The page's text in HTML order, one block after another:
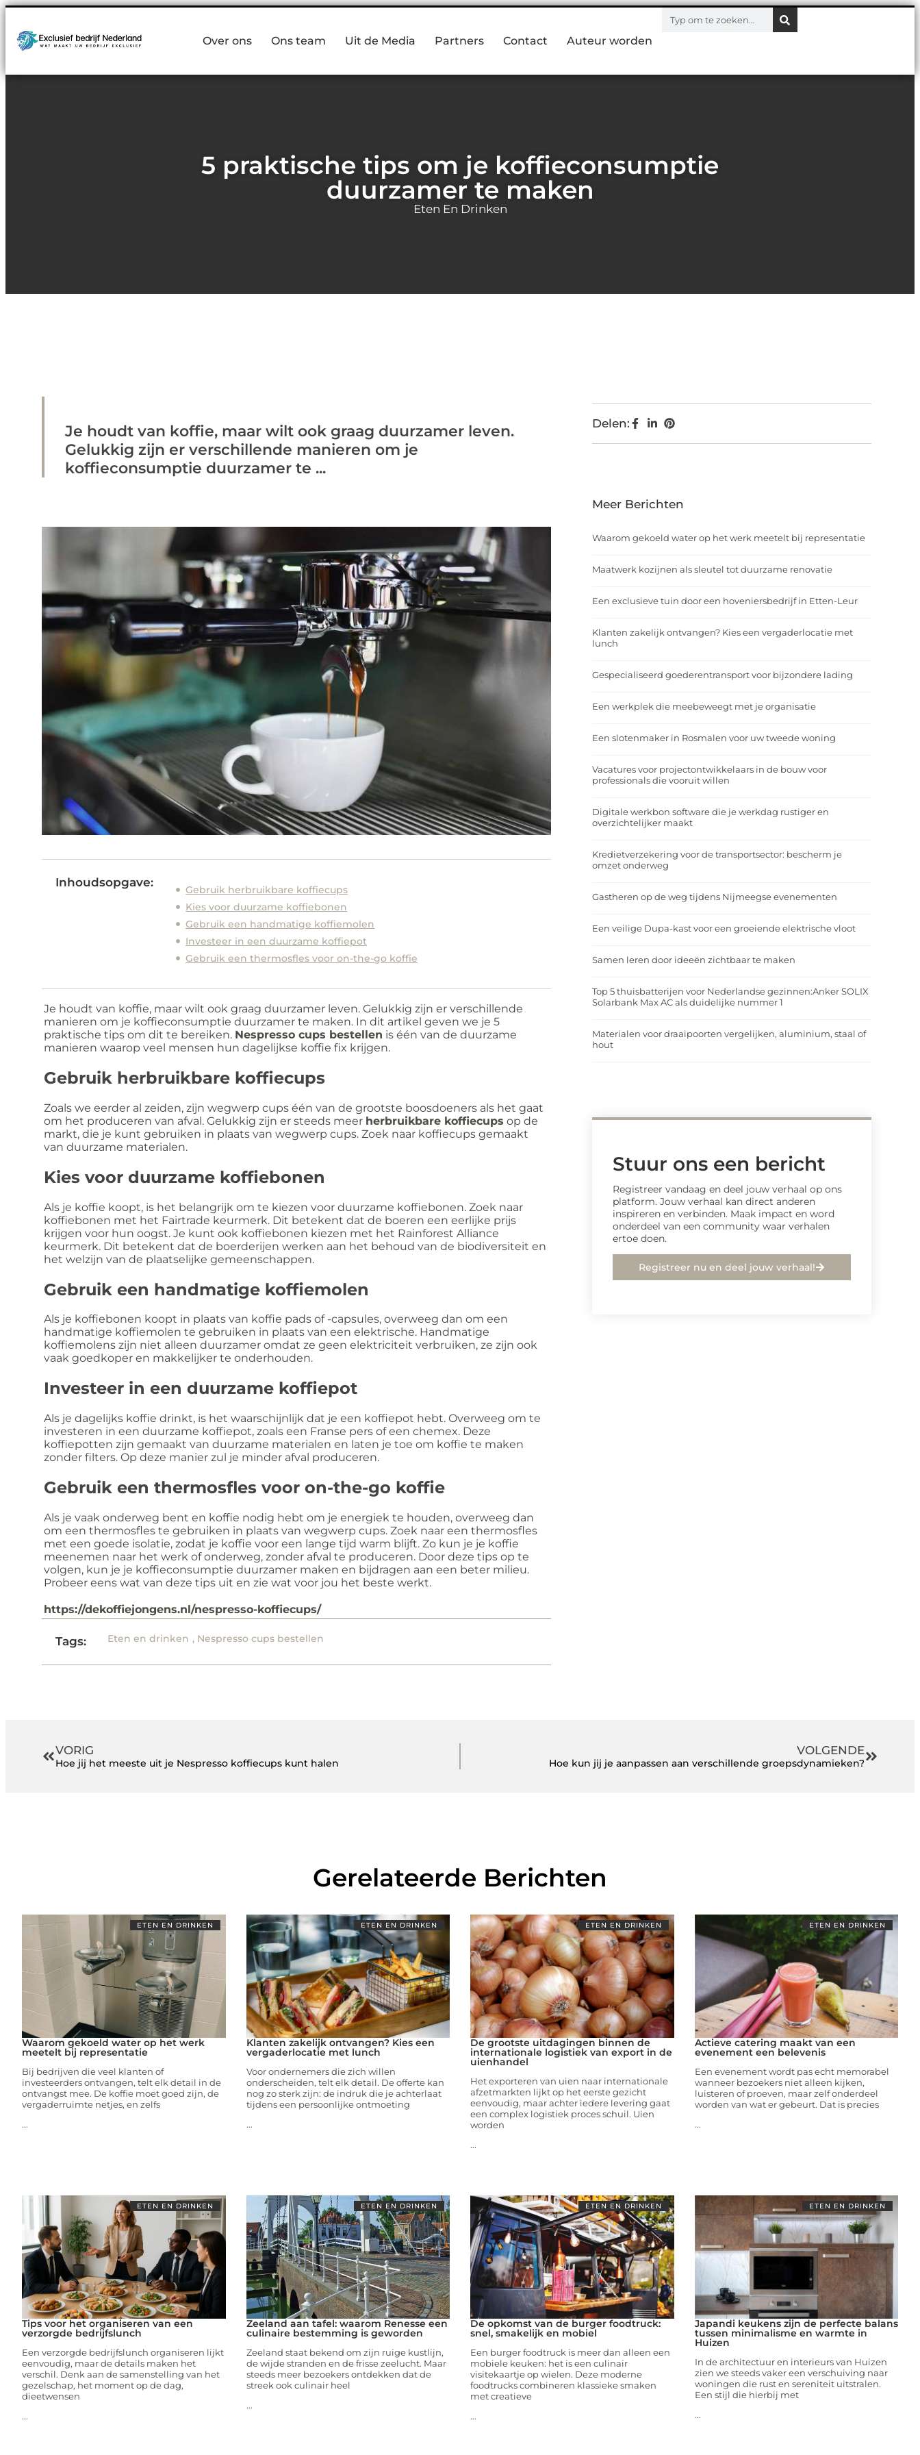
Over ons Ons team Uit de Media Partners Contact Auteur worden
5 praktische tips om je koffieconsumptie
duurzamer te maken
Eten En Drinken
Je houdt van koffie, maar wilt ook graag duurzamer leven.
Gelukkig zijn er verschillende manieren om je
koffieconsumptie duurzamer te ...
Inhoudsopgave:
Gebruik herbruikbare koffiecups
Kies voor duurzame koffiebonen
Gebruik een handmatige koffiemolen
Investeer in een duurzame koffiepot
Gebruik een thermosfles voor on-the-go koffie
Je houdt van koffie, maar wilt ook graag duurzamer leven. Gelukkig zijn er verschillende
manieren om je koffieconsumptie duurzamer te maken. In dit artikel geven we je 5
praktische tips om dit te bereiken. Nespresso cups bestellen is één van de duurzame
manieren waarop veel mensen hun dagelijkse koffie fix krijgen.
Gebruik herbruikbare koffiecups
Zoals we eerder al zeiden, zijn wegwerp cups één van de grootste boosdoeners als het gaat
om het produceren van afval. Gelukkig zijn er steeds meer herbruikbare koffiecups op de
markt, die je kunt gebruiken in plaats van wegwerp cups. Zoek naar koffiecups gemaakt
van duurzame materialen.
Kies voor duurzame koffiebonen
Als je koffie koopt, is het belangrijk om te kiezen voor duurzame koffiebonen. Zoek naar
koffiebonen met het Fairtrade keurmerk. Dit betekent dat de boeren een eerlijke prijs
krijgen voor hun oogst. Je kunt ook koffiebonen kiezen met het Rainforest Alliance
keurmerk. Dit betekent dat de boerderijen werken aan het behoud van de biodiversiteit en
het welzijn van de plaatselijke gemeenschappen.
Gebruik een handmatige koffiemolen
Als je koffiebonen koopt in plaats van koffie pads of -capsules, overweeg dan om een
handmatige koffiemolen te gebruiken in plaats van een elektrische. Handmatige
koffiemolens zijn niet alleen duurzamer omdat ze geen elektriciteit verbruiken, ze zijn ook
vaak goedkoper en makkelijker te onderhouden.
Investeer in een duurzame koffiepot
Als je dagelijks koffie drinkt, is het waarschijnlijk dat je een koffiepot hebt. Overweeg om te
investeren in een duurzame koffiepot, zoals een Franse pers of een chemex. Deze
koffiepotten zijn gemaakt van duurzame materialen en laten je toe om koffie te maken
zonder filters. Op deze manier zul je minder afval produceren.
Gebruik een thermosfles voor on-the-go koffie
Als je vaak onderweg bent en koffie nodig hebt om je energiek te houden, overweeg dan
om een thermosfles te gebruiken in plaats van wegwerp cups. Zoek naar een thermosfles
met een goede isolatie, zodat je koffie voor een lange tijd warm blijft. Zo kun je je koffie
meenemen naar het werk of onderweg, zonder afval te produceren. Door deze tips op te
volgen, kun je je koffieconsumptie duurzamer maken en bijdragen aan een beter milieu.
Probeer eens wat van deze tips uit en zie wat voor jou het beste werkt.
https://dekoffiejongens.nl/nespresso-koffiecups/
Tags: Eten en drinken , Nespresso cups bestellen
Delen:
Meer Berichten
Waarom gekoeld water op het werk meetelt bij representatie
Maatwerk kozijnen als sleutel tot duurzame renovatie
Een exclusieve tuin door een hoveniersbedrijf in Etten-Leur
Klanten zakelijk ontvangen? Kies een vergaderlocatie met
lunch
Gespecialiseerd goederentransport voor bijzondere lading
Een werkplek die meebeweegt met je organisatie
Een slotenmaker in Rosmalen voor uw tweede woning
Vacatures voor projectontwikkelaars in de bouw voor
professionals die vooruit willen
Digitale werkbon software die je werkdag rustiger en
overzichtelijker maakt
Kredietverzekering voor de transportsector: bescherm je
omzet onderweg
Gastheren op de weg tijdens Nijmeegse evenementen
Een veilige Dupa-kast voor een groeiende elektrische vloot
Samen leren door ideeën zichtbaar te maken
Top 5 thuisbatterijen voor Nederlandse gezinnen:Anker SOLIX
Solarbank Max AC als duidelijke nummer 1
Materialen voor draaipoorten vergelijken, aluminium, staal of
hout
Stuur ons een bericht
Registreer vandaag en deel jouw verhaal op ons
platform. Jouw verhaal kan direct anderen
inspireren en verbinden. Maak impact en word
onderdeel van een community waar verhalen
ertoe doen.
Registreer nu en deel jouw verhaal!
VORIG
Hoe jij het meeste uit je Nespresso koffiecups kunt halen
VOLGENDE
Hoe kun jij je aanpassen aan verschillende groepsdynamieken?
Gerelateerde Berichten
ETEN EN DRINKEN
Waarom gekoeld water op het werk
meetelt bij representatie
Bij bedrijven die veel klanten of
investeerders ontvangen, telt elk detail in de
ontvangst mee. De koffie moet goed zijn, de
vergaderruimte netjes, en zelfs
...
ETEN EN DRINKEN
Klanten zakelijk ontvangen? Kies een
vergaderlocatie met lunch
Voor ondernemers die zich willen
onderscheiden, telt elk detail. De offerte kan
nog zo sterk zijn: de indruk die je achterlaat
tijdens een persoonlijke ontmoeting
...
ETEN EN DRINKEN
De grootste uitdagingen binnen de
internationale logistiek van export in de
uienhandel
Het exporteren van uien naar internationale
afzetmarkten lijkt op het eerste gezicht
eenvoudig, maar achter iedere levering gaat
een complex logistiek proces schuil. Uien
worden
...
ETEN EN DRINKEN
Actieve catering maakt van een
evenement een belevenis
Een evenement wordt pas echt memorabel
wanneer bezoekers niet alleen kijken,
luisteren of proeven, maar zelf onderdeel
worden van wat er gebeurt. Dat is precies
...
ETEN EN DRINKEN
Tips voor het organiseren van een
verzorgde bedrijfslunch
Een verzorgde bedrijfslunch organiseren lijkt
eenvoudig, maar de details maken het
verschil. Denk aan de samenstelling van het
gezelschap, het moment op de dag,
dieetwensen
...
ETEN EN DRINKEN
Zeeland aan tafel: waarom Renesse een
culinaire bestemming is geworden
Zeeland staat bekend om zijn ruige kustlijn,
de wijde stranden en de frisse zeelucht. Maar
steeds meer bezoekers ontdekken dat de
streek ook culinair heel
...
ETEN EN DRINKEN
De opkomst van de burger foodtruck:
snel, smakelijk en mobiel
Een burger foodtruck is meer dan alleen een
mobiele keuken: het is een culinair
visitekaartje op wielen. Deze moderne
foodtrucks combineren klassieke smaken
met creatieve
...
ETEN EN DRINKEN
Japandi keukens zijn de perfecte balans
tussen minimalisme en warmte in
Huizen
In de architectuur en interieurs van Huizen
zien we steeds vaker een verschuiving naar
woningen die rust en sereniteit uitstralen.
Een stijl die hierbij met
...